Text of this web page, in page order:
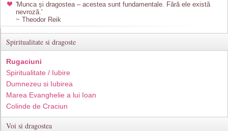
'Munca și dragostea – acestea sunt fundamentale. Fără ele există
nevroză.'
~ Theodor Reik
Spiritualitate si dragoste
Rugaciuni
Spiritualitate / Iubire
Dumnezeu si Iubirea
Marea Evanghelie a lui Ioan
Colinde de Craciun
Voi si dragostea